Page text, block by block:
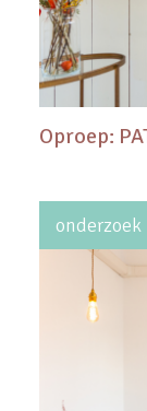
Oproep:
onderzoek